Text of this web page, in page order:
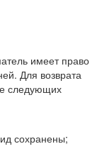
имеет право
Для возврата
следующих
сохранены;